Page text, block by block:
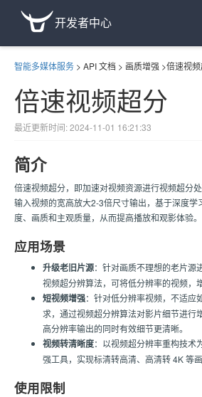
开发者中心
智能多媒体服务 > API 文档 > 画质增强 >倍速视
倍速视频超分
最近更新时间: 2024-11-01 16:21:33
简介
倍速视频超分，即加速对视频资源进行视频超分
输入视频的宽高放大2-3倍尺寸输出，基于深度学
度、画质和主观质量，从而提高播放和观影体验。
应用场景
升级老旧片源：针对画质不理想的老片源
视频超分辨算法，可将低分辨率的视频，
短视频增强：针对低分辨率视频，不适应
求，通过视频超分辨算法对影片细节进行
高分辨率输出的同时有效细节更清晰。
视频转清晰度：以视频超分辨率重构技术
强工具，实现标清转高清、高清转 4K 等
使用限制